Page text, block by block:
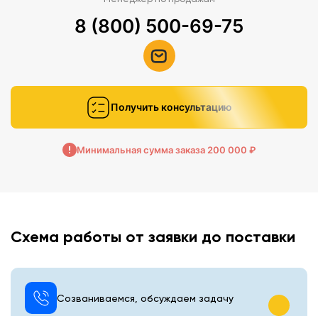
8 (800) 500-69-75
Получить консультацию
Минимальная сумма заказа 200 000 ₽
Схема работы от заявки до поставки
Созваниваемся, обсуждаем задачу